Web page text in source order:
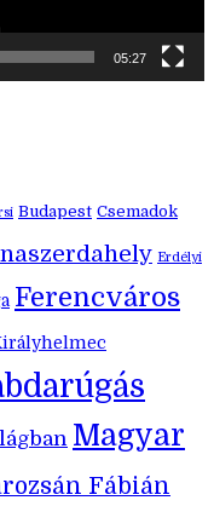
05:27
Budapest Csemadok
Erdélyi
Ferencváros
Magyar
Fábián